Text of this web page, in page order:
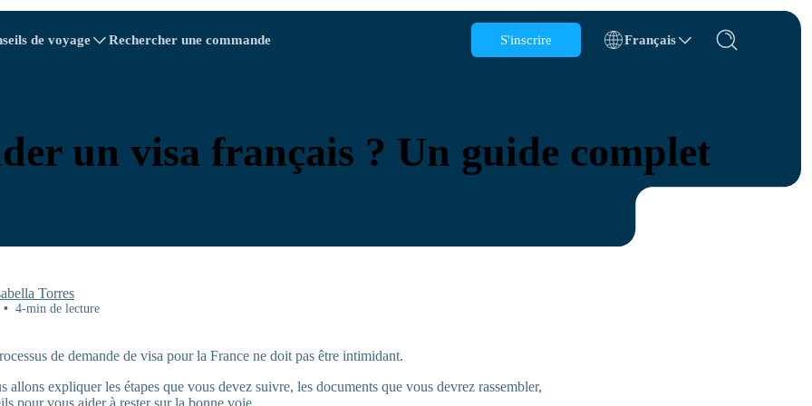
de voyage Rechercher une commande S'inscrire Français
Cambodge Canada Chili Chine
Danemark
Explore Toutes les destinations
un visa français ? Un guide complet
Torres
• 4-min de lecture
de demande de visa pour la France ne doit pas être intimidant.
allons expliquer les étapes que vous devez suivre, les documents que vous devrez rassembler,
pour vous aider à rester sur la bonne voie.